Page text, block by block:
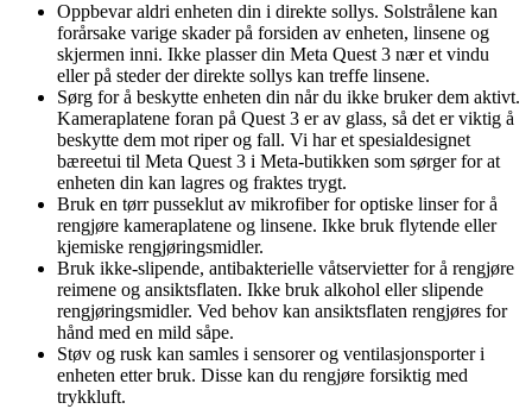
Oppbevar aldri enheten din i direkte sollys. Solstrålene kan
forårsake varige skader på forsiden av enheten, linsene og
skjermen inni. Ikke plasser din Meta Quest 3 nær et vindu
eller på steder der direkte sollys kan treffe linsene.
Sørg for å beskytte enheten din når du ikke bruker dem aktivt.
Kameraplatene foran på Quest 3 er av glass, så det er viktig å
beskytte dem mot riper og fall. Vi har et spesialdesignet
bæreetui til Meta Quest 3 i Meta-butikken som sørger for at
enheten din kan lagres og fraktes trygt.
Bruk en tørr pusseklut av mikrofiber for optiske linser for å
rengjøre kameraplatene og linsene. Ikke bruk flytende eller
kjemiske rengjøringsmidler.
Bruk ikke-slipende, antibakterielle våtservietter for å rengjøre
reimene og ansiktsflaten. Ikke bruk alkohol eller slipende
rengjøringsmidler. Ved behov kan ansiktsflaten rengjøres for
hånd med en mild såpe.
Støv og rusk kan samles i sensorer og ventilasjonsporter i
enheten etter bruk. Disse kan du rengjøre forsiktig med
trykkluft.